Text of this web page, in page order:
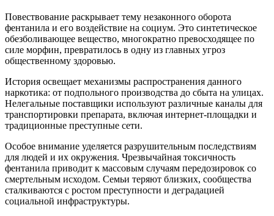
Повествование раскрывает тему незаконного оборота
фентанила и его воздействие на социум. Это синтетическое
обезболивающее вещество, многократно превосходящее по
силе морфин, превратилось в одну из главных угроз
общественному здоровью.
История освещает механизмы распространения данного
наркотика: от подпольного производства до сбыта на улицах.
Нелегальные поставщики используют различные каналы для
транспортировки препарата, включая интернет-площадки и
традиционные преступные сети.
Особое внимание уделяется разрушительным последствиям
для людей и их окружения. Чрезвычайная токсичность
фентанила приводит к массовым случаям передозировок со
смертельным исходом. Семьи теряют близких, сообщества
сталкиваются с ростом преступности и деградацией
социальной инфраструктуры.